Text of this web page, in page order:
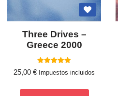
Three Drives –
Greece 2000
Valorado
con
25,00 € Impuestos incluidos